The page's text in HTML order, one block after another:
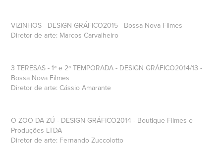
VIZINHOS - DESIGN GRÁFICO2015 - Bossa Nova Filmes
Diretor de arte: Marcos Carvalheiro
3 TERESAS - 1ª e 2ª TEMPORADA - DESIGN GRÁFICO2014/13 -
Bossa Nova Filmes
Diretor de arte: Cássio Amarante
O ZOO DA ZÚ - DESIGN GRÁFICO2014 - Boutique Filmes e
Produções LTDA
Diretor de arte: Fernando Zuccolotto